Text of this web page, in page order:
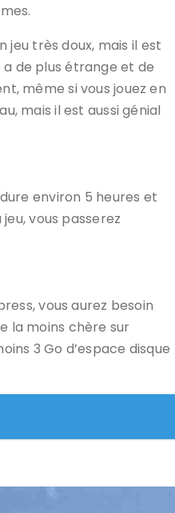
jeu très doux, mais il est
de plus étrange et de
même si vous jouez en
mais il est aussi génial
environ 5 heures et
vous passerez
vous aurez besoin
la moins chère sur
3 Go d’espace disque